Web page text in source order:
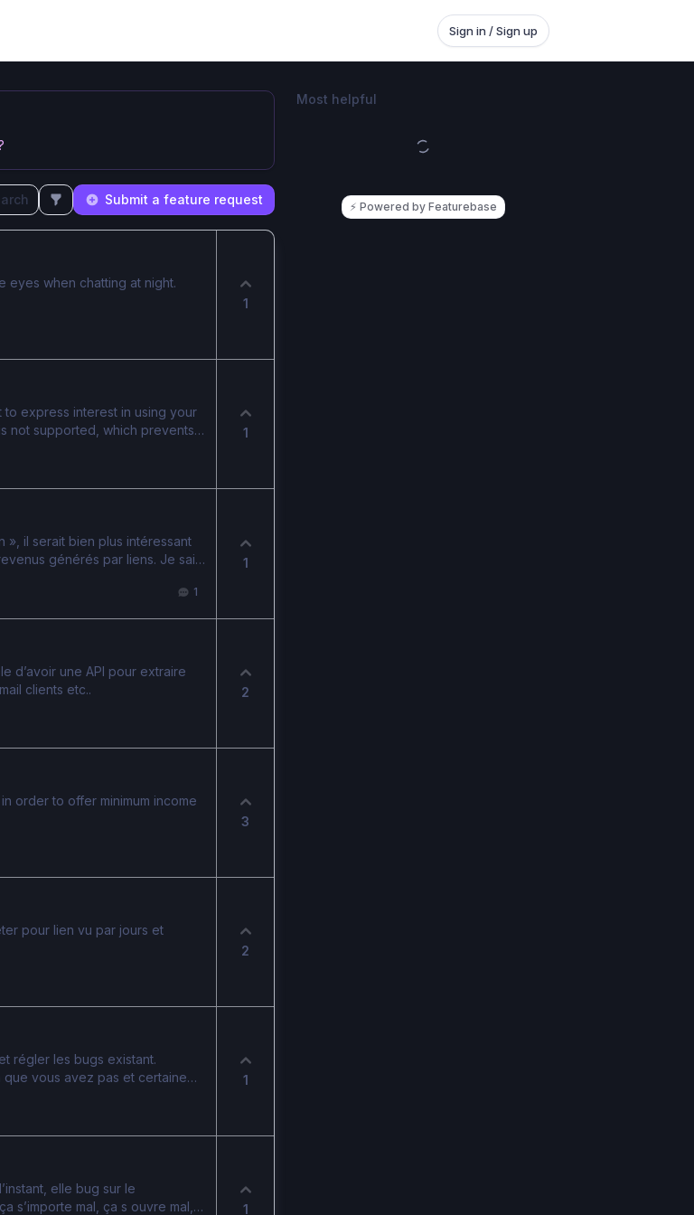
Sign in / Sign up
Submit a feature request
eyes when chatting at night.
1
to express interest in using your
not supported, which prevents
interest in digital
you for your time and
1
», il serait bien plus intéressant
générés par liens. Je sais
manière malgré le fait que 1
1
d’avoir une API pour extraire
clients etc..
2
order to offer minimum income
3
pour lien vu par jours et
2
régler les bugs existant.
vous avez pas et certaine
la possibilité de choisir si on
place et paiera 110.
1
elle bug sur le
s’importe mal, ça s ouvre mal,
1
Most helpful
⚡ Powered by Featurebase